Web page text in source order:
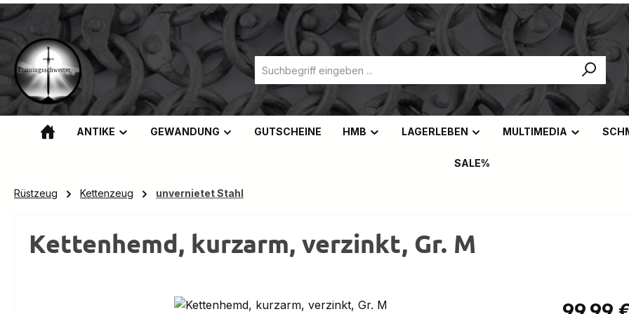
Hauptinhalt springen
Zur Suche springen
Zur Hauptnavigation springen
ANTIKE GEWANDUNG GUTSCHEINE HMB LAGERLEBEN MULTIMEDIA
SALE%
Rüstzeug Kettenzeug unvernietet Stahl
Kettenhemd, kurzarm, verzinkt, Gr. M
Regulärer